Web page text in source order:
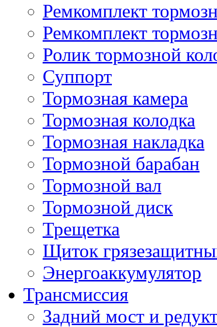
Ремкомплект
Ремкомплект
Ролик тормозной
Суппорт
Тормозная камера
Тормозная колодка
Тормозная накладка
Тормозной барабан
Тормозной вал
Тормозной диск
Трещетка
Щиток
Энергоаккумулятор
Трансмиссия
Задний мост и